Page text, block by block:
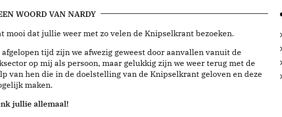
WOORD VAN NARDY
mooi dat jullie weer met zo velen de Knipselkrant bezoeken.
afgelopen tijd zijn we afwezig geweest door aanvallen vanuit de
op mij als persoon, maar gelukkig zijn we weer terug met de
van hen die in de doelstelling van de Knipselkrant geloven en deze
maken.
jullie allemaal!